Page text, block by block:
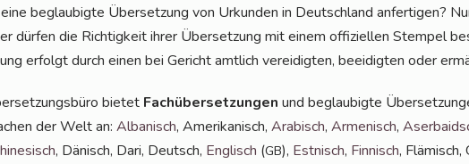
beglau­big­te Über­set­zung von Urkun­den in Deutsch­land anfer­ti­gen?
dür­fen die Rich­tig­keit ihrer Über­set­zung mit einem offi­zi­el­len Stem­pel
erfolgt durch einen bei Gericht amt­lich ver­ei­dig­ten, beei­dig­ten oder
bie­tet Fach­über­set­zun­gen und beglau­big­te
der Welt an: Alba­nisch, Ame­ri­ka­nisch, Ara­bisch, Arme­nisch,
, Dänisch, Dari, Deutsch, Eng­lisch (GB), Est­nisch, Fin­nisch, Flä­misch,